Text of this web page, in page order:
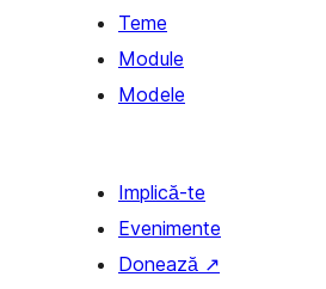
Teme
Module
Modele
Implică-te
Evenimente
Donează ↗